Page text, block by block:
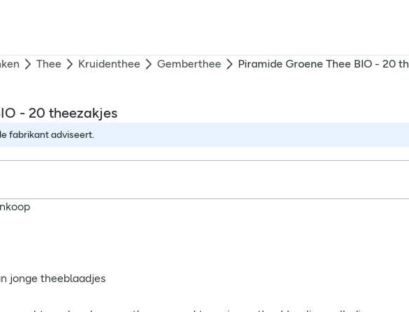
Thee Kruidenthee Gemberthee Piramide Groene Thee BIO - 20
- 20 theezakjes
fabrikant adviseert.
jonge theeblaadjes